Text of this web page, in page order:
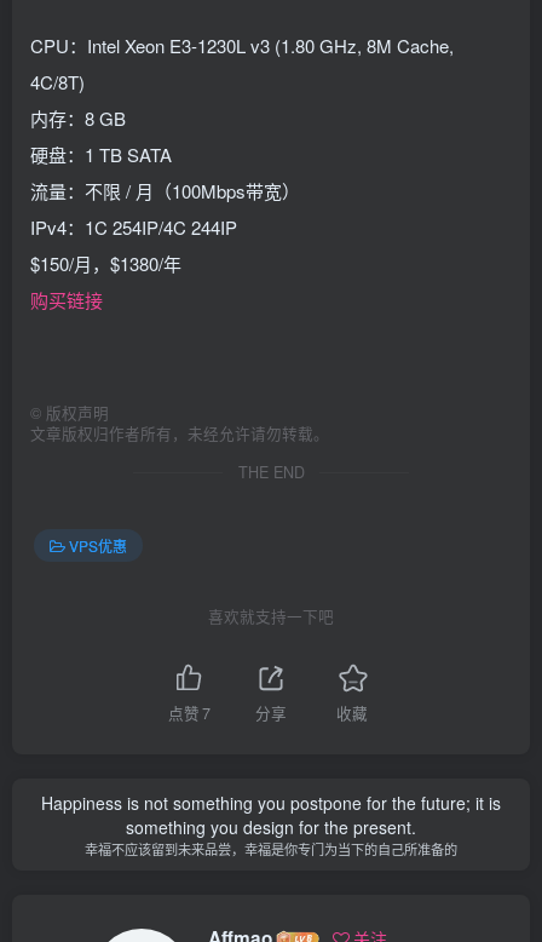
CPU：Intel Xeon E3-1230L v3 (1.80 GHz, 8M Cache,
4C/8T)
内存：8 GB
硬盘：1 TB SATA
流量：不限 / 月（100Mbps带宽）
IPv4：1C 254IP/4C 244IP
$150/月，$1380/年
购买链接
© 版权声明
文章版权归作者所有，未经允许请勿转载。
THE END
VPS优惠
喜欢就支持一下吧
点赞7 分享 收藏
Happiness is not something you postpone for the future; it is
something you design for the present.
幸福不应该留到未来品尝，幸福是你专门为当下的自己所准备的